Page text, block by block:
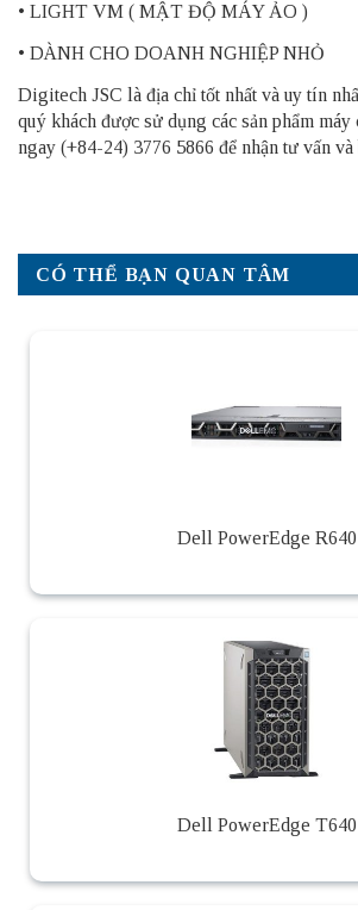
• LIGHT VM ( MẬT ĐỘ MÁY ẢO )
• DÀNH CHO DOANH NGHIỆP NHỎ
Digitech JSC là địa chỉ tốt nhất và uy tín
quý khách được sử dụng các sản phẩm máy
ngay (+84-24) 3776 5866 để nhận tư vấn
CÓ THỂ BẠN QUAN TÂM
Dell PowerEdge R640
Dell PowerEdge T640